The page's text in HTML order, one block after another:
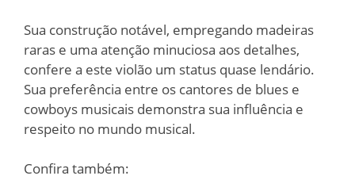
Sua construção notável, empregando madeiras
raras e uma atenção minuciosa aos detalhes,
confere a este violão um status quase lendário.
Sua preferência entre os cantores de blues e
cowboys musicais demonstra sua influência e
respeito no mundo musical.
Confira também: